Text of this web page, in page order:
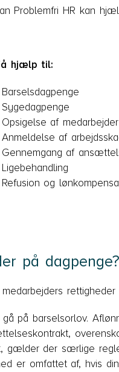
Problemfri HR kan
hjælp til:
af medarbejder
af
af
og
på dagpenge?
på barselsorlov.
gælder der særlige
er omfattet af, hvis